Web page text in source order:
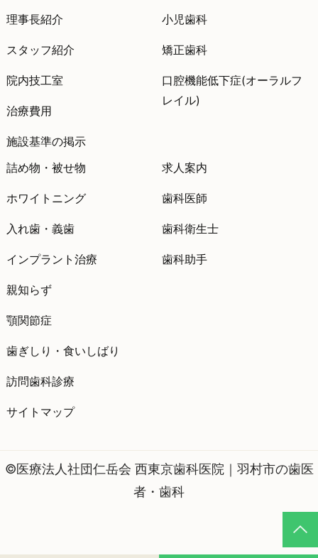
理事長紹介
スタッフ紹介
院内技工室
治療費用
施設基準の掲示
小児歯科
矯正歯科
口腔機能低下症(オーラルフ
レイル)
詰め物・被せ物
ホワイトニング
入れ歯・義歯
インプラント治療
親知らず
顎関節症
歯ぎしり・食いしばり
訪問歯科診療
サイトマップ
求人案内
歯科医師
歯科衛生士
歯科助手
©医療法人社団仁岳会 西東京歯科医院｜羽村市の歯医
者・歯科